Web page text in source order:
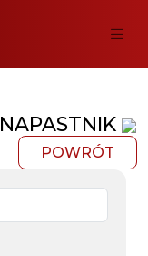
NAPASTNIK
POWRÓT